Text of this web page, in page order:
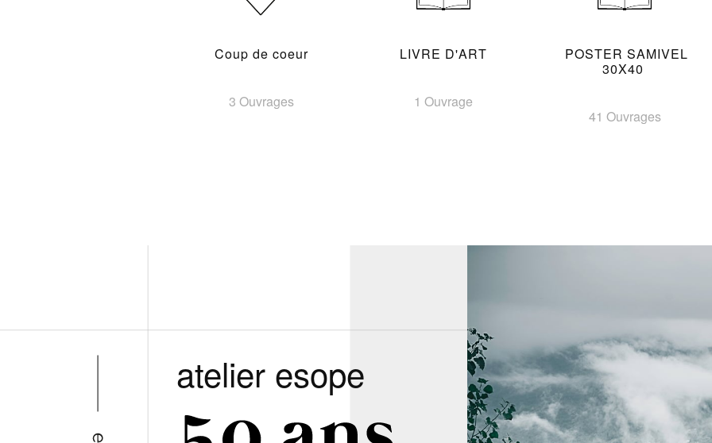
Coup de coeur
3 Ouvrages
LIVRE D'ART
1 Ouvrage
POSTER SAMIVEL
30X40
41 Ouvrages
atelier esope